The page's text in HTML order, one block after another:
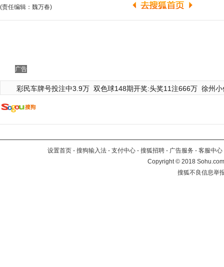
(责任编辑：魏万春)
广告
彩民车牌号投注中3.9万 双色球148期开奖:头奖11注666万 徐州
设置首页 - 搜狗输入法 - 支付中心 - 搜狐招聘 - 广告服务 - 客服中心
Copyright©2018
搜狐不良信息举